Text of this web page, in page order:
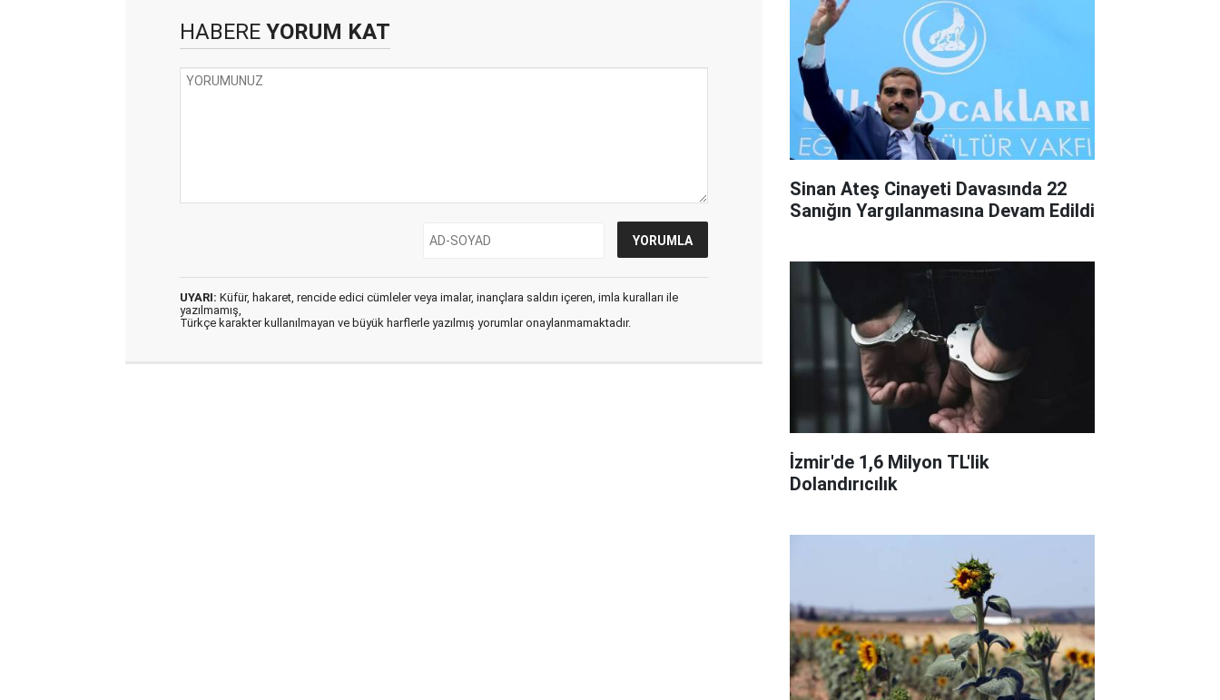
HABERE YORUM KAT
UYARI: Küfür, hakaret, rencide edici cümleler veya imalar, inançlara saldırı içeren, imla kuralları ile
yazılmamış,
Türkçe karakter kullanılmayan ve büyük harflerle yazılmış yorumlar onaylanmamaktadır.
Sinan Ateş Cinayeti Davasında 22
Sanığın Yargılanmasına Devam Edildi
İzmir'de 1,6 Milyon TL'lik
Dolandırıcılık